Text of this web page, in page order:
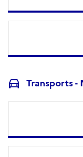
Transports -